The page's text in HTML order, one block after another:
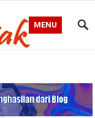
MENU